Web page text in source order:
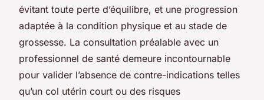
évitant toute perte d’équilibre, et une progression
adaptée à la condition physique et au stade de
grossesse. La consultation préalable avec un
professionnel de santé demeure incontournable
pour valider l’absence de contre-indications telles
qu’un col utérin court ou des risques